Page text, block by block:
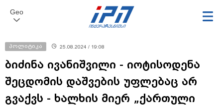
Geo
პოლიტიკა 25.08.2024 / 19:08
ბიძინა ივანიშვილი - იოტისოდენა
შეცდომის დაშვების უფლებაც არ
გვაქვს - ხალხის მიერ „ქართული